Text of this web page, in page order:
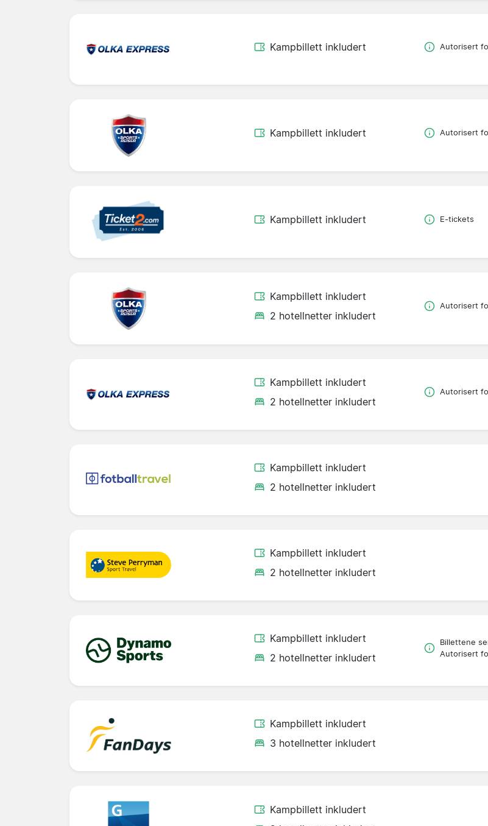
Kampbillett inkludert Autorisert
Kampbillett inkludert Autorisert
Kampbillett inkludert E-tickets
Kampbillett inkludert
2 hotellnetter inkludert
Autorisert
Kampbillett inkludert
2 hotellnetter inkludert
Autorisert
Kampbillett inkludert
2 hotellnetter inkludert
Kampbillett inkludert
2 hotellnetter inkludert
Kampbillett inkludert
2 hotellnetter inkludert
Billettene
Autorisert
Kampbillett inkludert
3 hotellnetter inkludert
Kampbillett inkludert